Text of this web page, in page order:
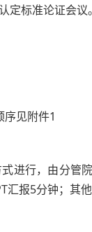
标准论证会议
见附件1
进行，由分管
报5分钟；其